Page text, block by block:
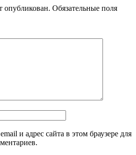
опубликован. Обязательные поля
и адрес сайта в этом браузере для